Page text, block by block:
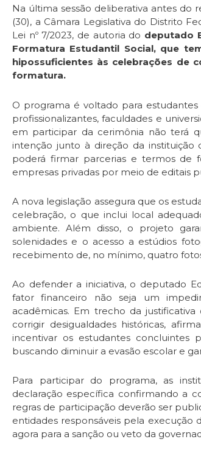
Na última sessão deliberativa antes do
(30), a Câmara Legislativa do Distrito
Lei nº 7/2023, de autoria do deputado
Formatura Estudantil Social, que
hipossuficientes às celebrações de
formatura.
O programa é voltado para
profissionalizantes, faculdades e
em participar da cerimônia não terá
intenção junto à direção da
poderá firmar parcerias e termos de
empresas privadas por meio de editais
A nova legislação assegura que os
celebração, o que inclui local
ambiente. Além disso, o projeto
solenidades e o acesso a estúdios
recebimento de, no mínimo, quatro
Ao defender a iniciativa, o deputado
fator financeiro não seja um
acadêmicas. Em trecho da
corrigir desigualdades históricas,
incentivar os estudantes concluintes
buscando diminuir a evasão escolar e
Para participar do programa, as
declaração específica confirmando a
regras de participação deverão ser
entidades responsáveis pela execução
agora para a sanção ou veto da